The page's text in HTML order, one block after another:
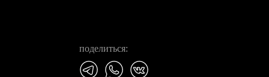
поделиться: